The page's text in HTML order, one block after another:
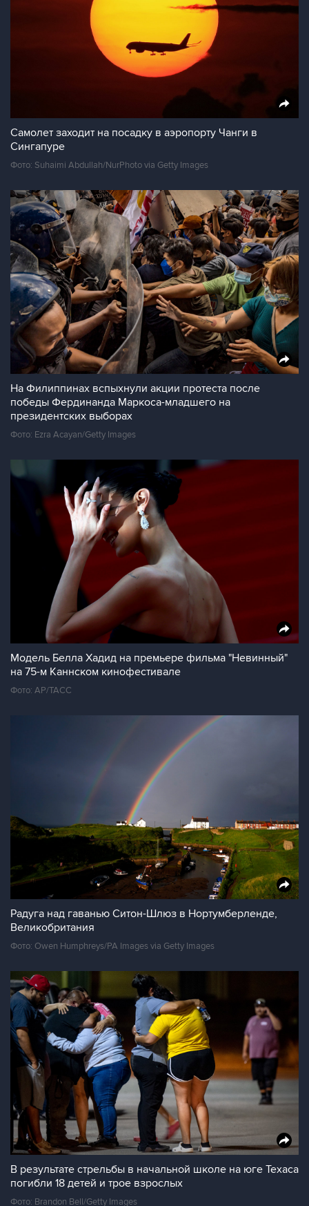
Самолет заходит на посадку в аэропорту Чанги в
Сингапуре
Фото: Suhaimi Abdullah/NurPhoto via Getty Images
На Филиппинах вспыхнули акции протеста после
победы Фердинанда Маркоса-младшего на
президентских выборах
Фото: Ezra Acayan/Getty Images
Модель Белла Хадид на премьере фильма "Невинный"
на 75-м Каннском кинофестивале
Фото: АР/ТАСС
Радуга над гаванью Ситон-Шлюз в Нортумберленде,
Великобритания
Фото: Owen Humphreys/PA Images via Getty Images
В результате стрельбы в начальной школе на юге Техаса
погибли 18 детей и трое взрослых
Фото: Brandon Bell/Getty Images